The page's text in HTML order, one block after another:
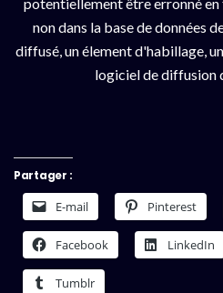
non dans la base de données
diffusé, un élement d'habillage,
logiciel de diffusion
Partager :
E-mail Pinterest
Facebook LinkedIn
Tumblr